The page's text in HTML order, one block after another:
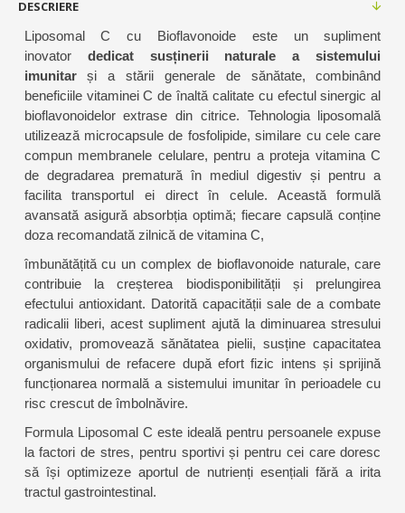
DESCRIERE
Liposomal C cu Bioflavonoide este un supliment
inovator dedicat susținerii naturale a sistemului
imunitarși a stării generale de sănătate, combinând
beneficiile vitaminei C de înaltă calitate cu efectul sinergic al
bioflavonoidelor extrase din citrice. Tehnologia liposomală
utilizează microcapsule de fosfolipide, similare cu cele care
compun membranele celulare, pentru a proteja vitamina C
de degradarea prematură în mediul digestiv și pentru a
facilita transportul ei direct în celule. Această formulă
avansată asigură absorbția optimă; fiecare capsulă conține
doza recomandată zilnică de vitamina C,
îmbunătățită cu un complex de bioflavonoide naturale, care
contribuie la creșterea biodisponibilității și prelungirea
efectului antioxidant. Datorită capacității sale de a combate
radicalii liberi, acest supliment ajută la diminuarea stresului
oxidativ, promovează sănătatea pielii, susține capacitatea
organismului de refacere după efort fizic intens și sprijină
funcționarea normală a sistemului imunitar în perioadele cu
risc crescut de îmbolnăvire.
Formula Liposomal C este ideală pentru persoanele expuse
la factori de stres, pentru sportivi și pentru cei care doresc
să își optimizeze aportul de nutrienți esențiali fără a irita
tractul gastrointestinal.